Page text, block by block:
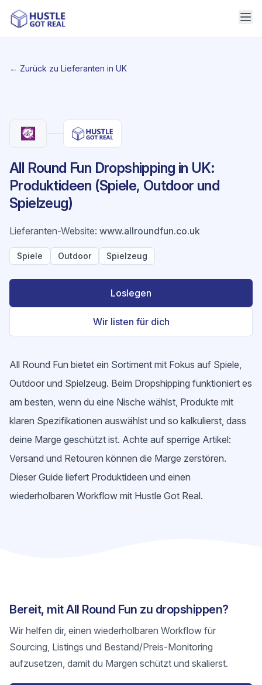
← Zurück zu Lieferanten in UK
All Round Fun Dropshipping in UK:
Produktideen (Spiele, Outdoor und
Spielzeug)
Lieferanten-Website: www.allroundfun.co.uk
Spiele Outdoor Spielzeug
Loslegen
Wir listen für dich
All Round Fun bietet ein Sortiment mit Fokus auf Spiele,
Outdoor und Spielzeug. Beim Dropshipping funktioniert es
am besten, wenn du eine Nische wählst, Produkte mit
klaren Spezifikationen auswählst und so kalkulierst, dass
deine Marge geschützt ist. Achte auf sperrige Artikel:
Versand und Retouren können die Marge zerstören.
Dieser Guide liefert Produktideen und einen
wiederholbaren Workflow mit Hustle Got Real.
Bereit, mit All Round Fun zu dropshippen?
Wir helfen dir, einen wiederholbaren Workflow für
Sourcing, Listings und Bestand/Preis-Monitoring
aufzusetzen, damit du Margen schützt und skalierst.